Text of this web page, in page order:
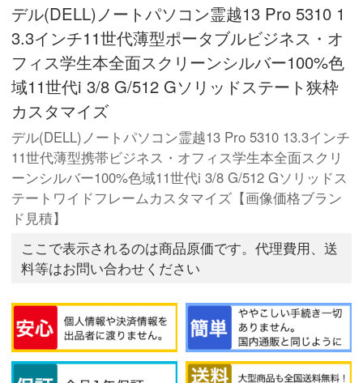
デル(DELL)ノートパソコン霊越13 Pro 5310 1
3.3インチ11世代薄型ポータブルビジネス・オ
フィス学生本全面スクリーンシルバー100%色
域11世代i 3/8 G/512 Gソリッドステート狭枠
カスタマイズ
デル(DELL)ノートパソコン霊越13 Pro 5310 13.3インチ
11世代薄型携帯ビジネス・オフィス学生本全面スクリ
ーンシルバー100%色域11世代i 3/8 G/512 Gソリッドス
テートワイドフレームカスタマイズ【画像価格ブラン
ド見積】
ここで表示されるのは商品原価です。代理費用、送
料等はお問い合わせください